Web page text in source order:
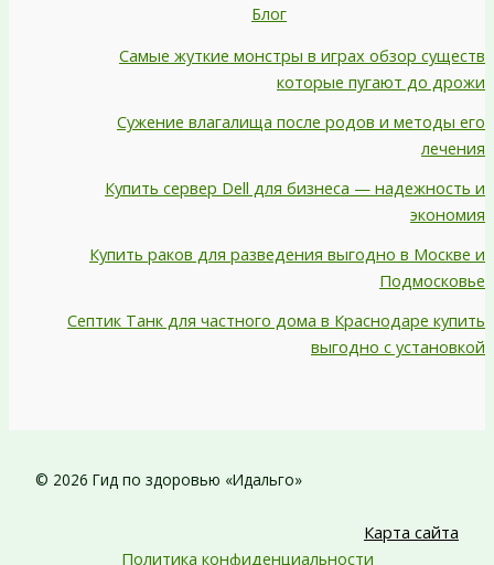
Блог
Самые жуткие монстры в играх обзор существ
которые пугают до дрожи
Сужение влагалища после родов и методы его
лечения
Купить сервер Dell для бизнеса — надежность и
экономия
Купить раков для разведения выгодно в Москве и
Подмосковье
Септик Танк для частного дома в Краснодаре купить
выгодно с установкой
© 2026 Гид по здоровью «Идальго»
Карта сайта
Политика конфиденциальности